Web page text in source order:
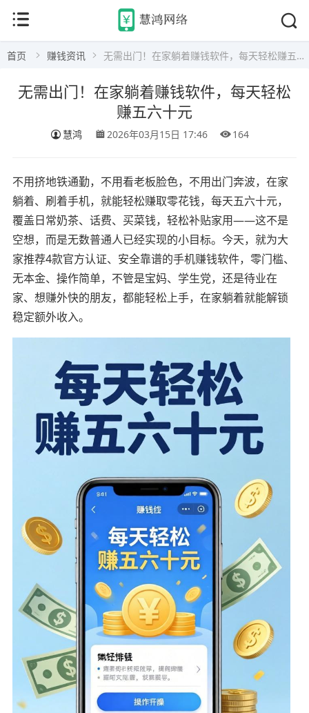
首页 赚钱资讯 无需出门！在家躺着赚钱软件，每天轻松赚五六十元
无需出门！在家躺着赚钱软件，每天轻松
赚五六十元
慧鸿 2026年03月15日 17:46 164
不用挤地铁通勤，不用看老板脸色，不用出门奔波，在家
躺着、刷着手机，就能轻松赚取零花钱，每天五六十元，
覆盖日常奶茶、话费、买菜钱，轻松补贴家用——这不是
空想，而是无数普通人已经实现的小目标。今天，就为大
家推荐4款官方认证、安全靠谱的手机赚钱软件，零门槛、
无本金、操作简单，不管是宝妈、学生党，还是待业在
家、想赚外快的朋友，都能轻松上手，在家躺着就能解锁
稳定额外收入。